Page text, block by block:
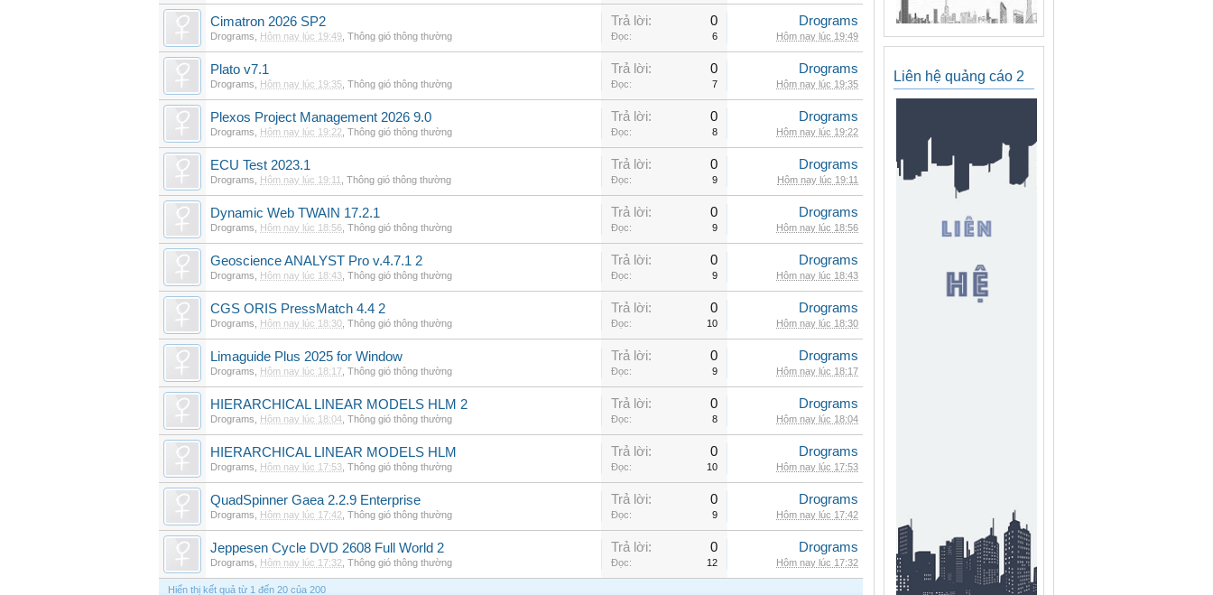
Cimatron 2026 SP2
Drograms Hôm nay lúc 19:49 Thông gió thông thường
Trả lời: 0
Đọc: 6
Drograms
Hôm nay lúc 19:49
Plato v7.1
Drograms Hôm nay lúc 19:35 Thông gió thông thường
Trả lời: 0
Đọc: 7
Drograms
Hôm nay lúc 19:35
Plexos Project Management 2026 9.0
Drograms Hôm nay lúc 19:22 Thông gió thông thường
Trả lời: 0
Đọc: 8
Drograms
Hôm nay lúc 19:22
ECU Test 2023.1
Drograms Hôm nay lúc 19:11 Thông gió thông thường
Trả lời: 0
Đọc: 9
Drograms
Hôm nay lúc 19:11
Dynamic Web TWAIN 17.2.1
Drograms Hôm nay lúc 18:56 Thông gió thông thường
Trả lời: 0
Đọc: 9
Drograms
Hôm nay lúc 18:56
Geoscience ANALYST Pro v.4.7.1 2
Drograms Hôm nay lúc 18:43 Thông gió thông thường
Trả lời: 0
Đọc: 9
Drograms
Hôm nay lúc 18:43
CGS ORIS PressMatch 4.4 2
Drograms Hôm nay lúc 18:30 Thông gió thông thường
Trả lời: 0
Đọc: 10
Drograms
Hôm nay lúc 18:30
Limaguide Plus 2025 for Window
Drograms Hôm nay lúc 18:17 Thông gió thông thường
Trả lời: 0
Đọc: 9
Drograms
Hôm nay lúc 18:17
HIERARCHICAL LINEAR MODELS HLM 2
Drograms Hôm nay lúc 18:04 Thông gió thông thường
Trả lời: 0
Đọc: 8
Drograms
Hôm nay lúc 18:04
HIERARCHICAL LINEAR MODELS HLM
Drograms Hôm nay lúc 17:53 Thông gió thông thường
Trả lời: 0
Đọc: 10
Drograms
Hôm nay lúc 17:53
QuadSpinner Gaea 2.2.9 Enterprise
Drograms Hôm nay lúc 17:42 Thông gió thông thường
Trả lời: 0
Đọc: 9
Drograms
Hôm nay lúc 17:42
Jeppesen Cycle DVD 2608 Full World 2
Drograms Hôm nay lúc 17:32 Thông gió thông thường
Trả lời: 0
Đọc: 12
Drograms
Hôm nay lúc 17:32
Hiển thị kết quả từ 1 đến 20 của 200
Liên hệ quảng cáo 2